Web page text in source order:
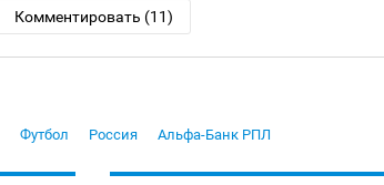
Комментировать (11)
Футбол Россия Альфа-Банк РПЛ